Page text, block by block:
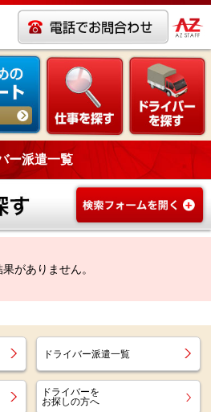
ー派遣一覧
がありません。
ドライバー派遣一覧
ドライバーを
お探しの方へ